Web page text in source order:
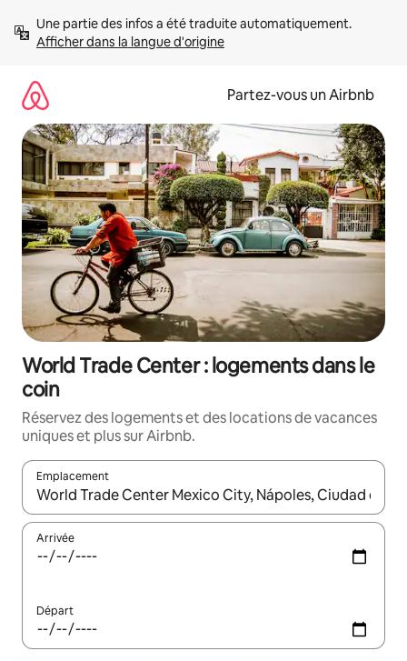
directement
Afficher dans la langue d'origine
Partez-vous un Airbnb
World Trade Center : logements dans le
coin
Réservez des logements et des locations de vacances
uniques et plus sur Airbnb.
Emplacement
Quand les résultats sont affichés, parcourez-les en utilisant
Arrivée
Départ